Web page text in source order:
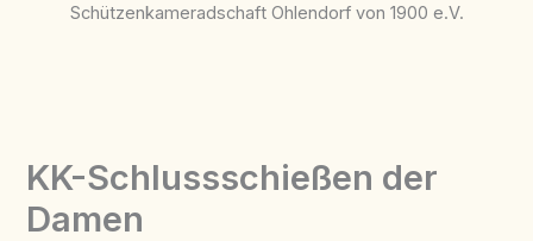
Schützenkameradschaft Ohlendorf von 1900 e.V.
KK-Schlussschießen der
Damen